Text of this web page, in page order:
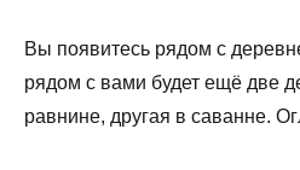
Вы появитесь рядом с
рядом с вами будет ещё две
равнине, другая в саванне.